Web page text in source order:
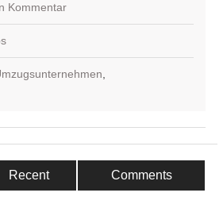
Kommentar
,
Recent Comments